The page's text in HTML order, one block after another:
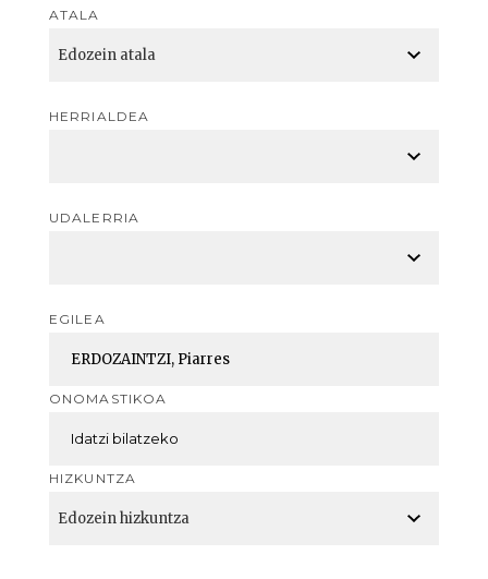
ATALA
HERRIALDEA
UDALERRIA
EGILEA
ONOMASTIKOA
HIZKUNTZA